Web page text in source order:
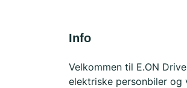
Info
Velkommen til E.ON
elektriske personbiler og